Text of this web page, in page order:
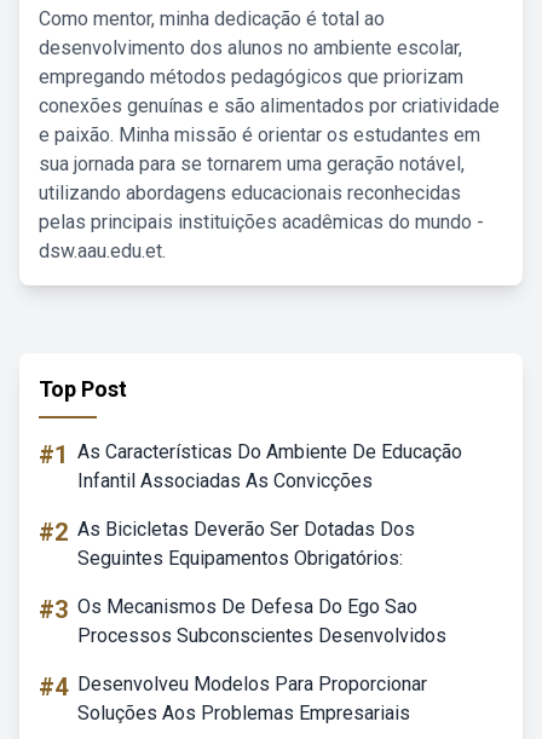
Como mentor, minha dedicação é total ao
desenvolvimento dos alunos no ambiente escolar,
empregando métodos pedagógicos que priorizam
conexões genuínas e são alimentados por criatividade
e paixão. Minha missão é orientar os estudantes em
sua jornada para se tornarem uma geração notável,
utilizando abordagens educacionais reconhecidas
pelas principais instituições acadêmicas do mundo -
dsw.aau.edu.et.
Top Post
#1 As Características Do Ambiente De Educação
Infantil Associadas As Convicções
#2 As Bicicletas Deverão Ser Dotadas Dos
Seguintes Equipamentos Obrigatórios:
#3 Os Mecanismos De Defesa Do Ego Sao
Processos Subconscientes Desenvolvidos
#4 Desenvolveu Modelos Para Proporcionar
Soluções Aos Problemas Empresariais